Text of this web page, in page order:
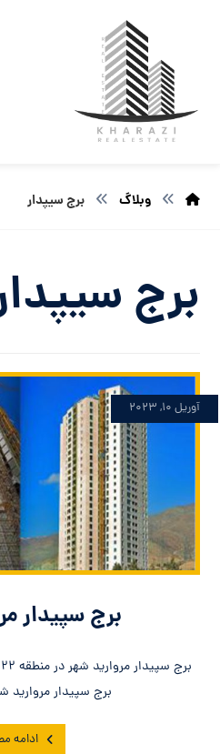
وبلاگ برج سیپدار
برج
برج سپیدار
آوریل ۱۰, ۲۰۲۳
برج سپیدار مروارید
ادامه